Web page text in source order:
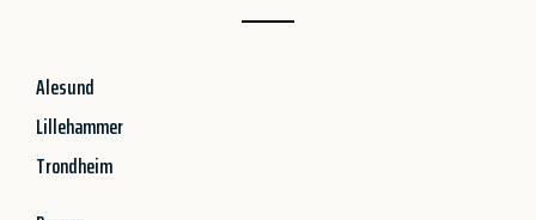
Alesund
Lillehammer
Trondheim